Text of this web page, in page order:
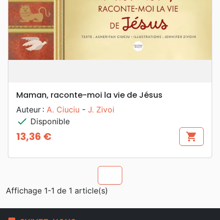
Maman, raconte-moi la vie de Jésus
Auteur : A. Ciuciu - J. Zivoi
check Disponible
Prix
13,36 € shopping_cart
Affichage 1-1 de 1 article(s)